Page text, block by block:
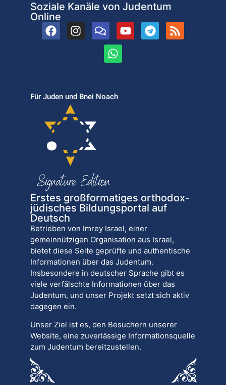
Soziale Kanäle von Judentum
Online
Für Juden und Bnei Noach
Erstes großformatiges orthodox-
jüdisches Bildungsportal auf
Deutsch
Betrieben von Imrey Israel, einer
gemeinnützigen Organisation aus Israel,
bietet diese Seite geprüfte und authentische
Informationen über das Judentum.
Insbesondere in deutscher Sprache gibt es
viele verfälschte Informationen über das
Judentum, und unser Projekt setzt sich aktiv
dagegen ein.
Unser Ziel ist es, den Besuchern unserer
Website, eine zuverlässige Informationsquelle
zum Judentum bereitzustellen.